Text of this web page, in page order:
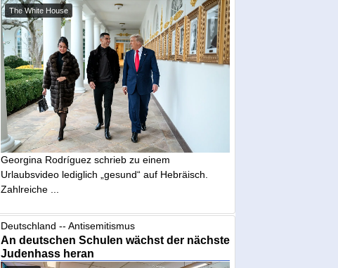
The White House
Georgina Rodríguez schrieb zu einem
Urlaubsvideo lediglich „gesund“ auf Hebräisch.
Zahlreiche ...
Deutschland -- Antisemitismus
An deutschen Schulen wächst der nächste
Judenhass heran